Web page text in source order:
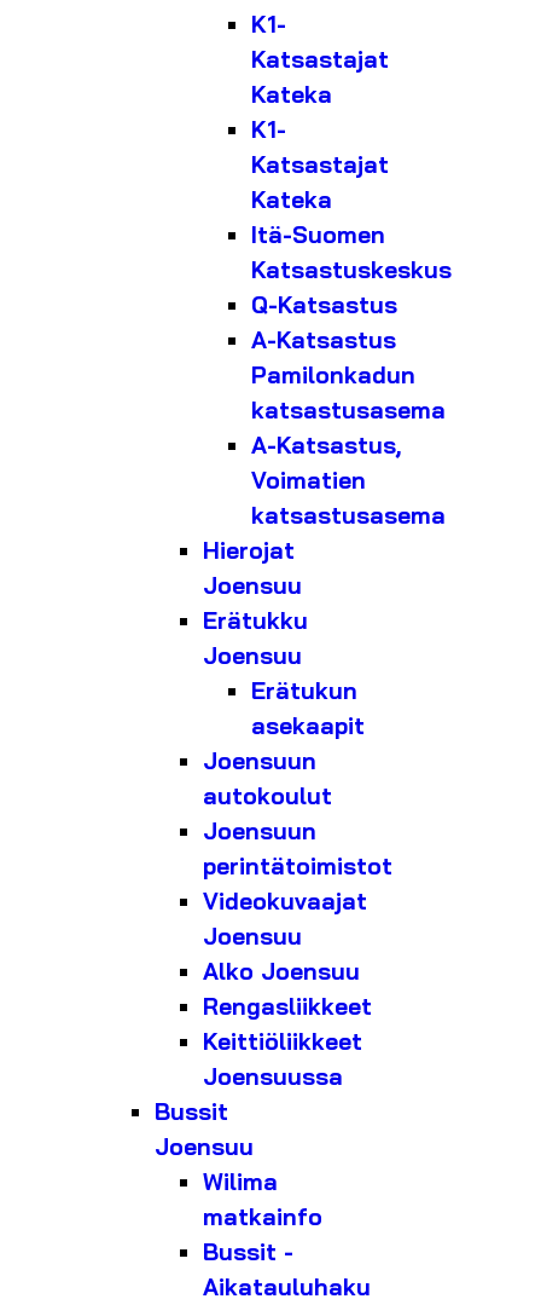
K1-
Katsastajat
Kateka
K1-
Katsastajat
Kateka
Itä-Suomen
Katsastuskeskus
Q-Katsastus
A-Katsastus
Pamilonkadun
katsastusasema
A-Katsastus,
Voimatien
katsastusasema
Hierojat
Joensuu
Erätukku
Joensuu
Erätukun
asekaapit
Joensuun
autokoulut
Joensuun
perintätoimistot
Videokuvaajat
Joensuu
Alko Joensuu
Rengasliikkeet
Keittiöliikkeet
Joensuussa
Bussit
Joensuu
Wilima
matkainfo
Bussit -
Aikatauluhaku